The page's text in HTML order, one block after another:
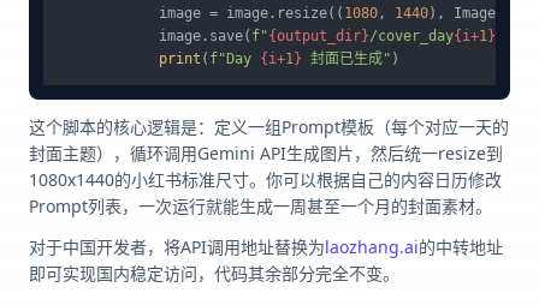
            image = image.resize((
1080, 1440),
            image.save(
f"{output_dir}/cover_day{i+1}
print ( f"Day {i+1} 封面已生成"
这个脚本的核心逻辑是：定义一组Prompt模板（每个对应一天的
封面主题），循环调用Gemini API生成图片，然后统一resize到
1080x1440的小红书标准尺寸。你可以根据自己的内容日历修改
Prompt列表，一次运行就能生成一周甚至一个月的封面素材。
对于中国开发者，将API调用地址替换为laozhang.ai的中转地址
即可实现国内稳定访问，代码其余部分完全不变。